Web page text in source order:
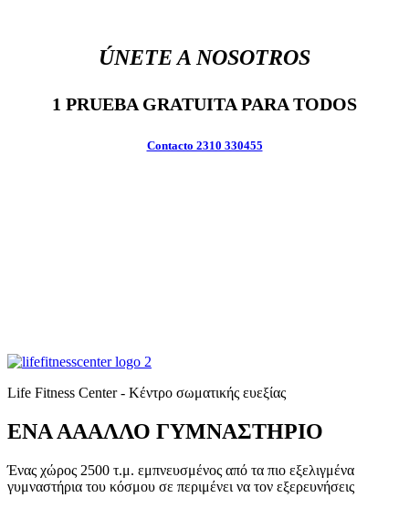
ÚNETE A NOSOTROS
1 PRUEBA GRATUITA PARA TODOS
Contacto 2310 330455
Life Fitness Center - Κέντρο σωματικής ευεξίας
ΕΝΑ ΑΑΑΛΛΟ ΓΥΜΝΑΣΤΗΡΙΟ
Ένας χώρος 2500 τ.μ. εμπνευσμένος από τα πιο εξελιγμένα
γυμναστήρια του κόσμου σε περιμένει να τον εξερευνήσεις